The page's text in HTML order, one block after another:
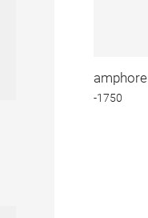
amphore
-1750